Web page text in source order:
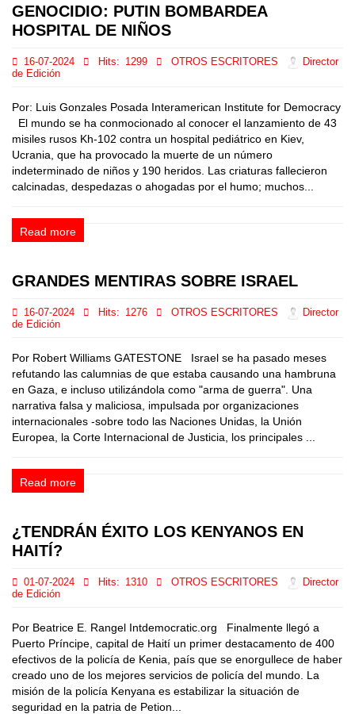
GENOCIDIO: PUTIN BOMBARDEA
HOSPITAL DE NIÑOS
16-07-2024 Hits: 1299 OTROS ESCRITORES
Director
de Edición
Por: Luis Gonzales Posada Interamerican Institute for Democracy
El mundo se ha conmocionado al conocer el lanzamiento de 43
misiles rusos Kh-102 contra un hospital pediátrico en Kiev,
Ucrania, que ha provocado la muerte de un número
indeterminado de niños y 190 heridos. Las criaturas fallecieron
calcinadas, despedazas o ahogadas por el humo; muchos...
Read more
GRANDES MENTIRAS SOBRE ISRAEL
16-07-2024 Hits: 1276 OTROS ESCRITORES
Director
de Edición
Por Robert Williams GATESTONE Israel se ha pasado meses
refutando las calumnias de que estaba causando una hambruna
en Gaza, e incluso utilizándola como "arma de guerra". Una
narrativa falsa y maliciosa, impulsada por organizaciones
internacionales -sobre todo las Naciones Unidas, la Unión
Europea, la Corte Internacional de Justicia, los principales ...
Read more
¿TENDRÁN ÉXITO LOS KENYANOS EN
HAITÍ?
01-07-2024 Hits: 1310 OTROS ESCRITORES
Director
de Edición
Por Beatrice E. Rangel Intdemocratic.org Finalmente llegó a
Puerto Príncipe, capital de Haití un primer destacamento de 400
efectivos de la policía de Kenia, país que se enorgullece de haber
creado uno de los mejores servicios de policía del mundo. La
misión de la policía Kenyana es estabilizar la situación de
seguridad en la patria de Petion...